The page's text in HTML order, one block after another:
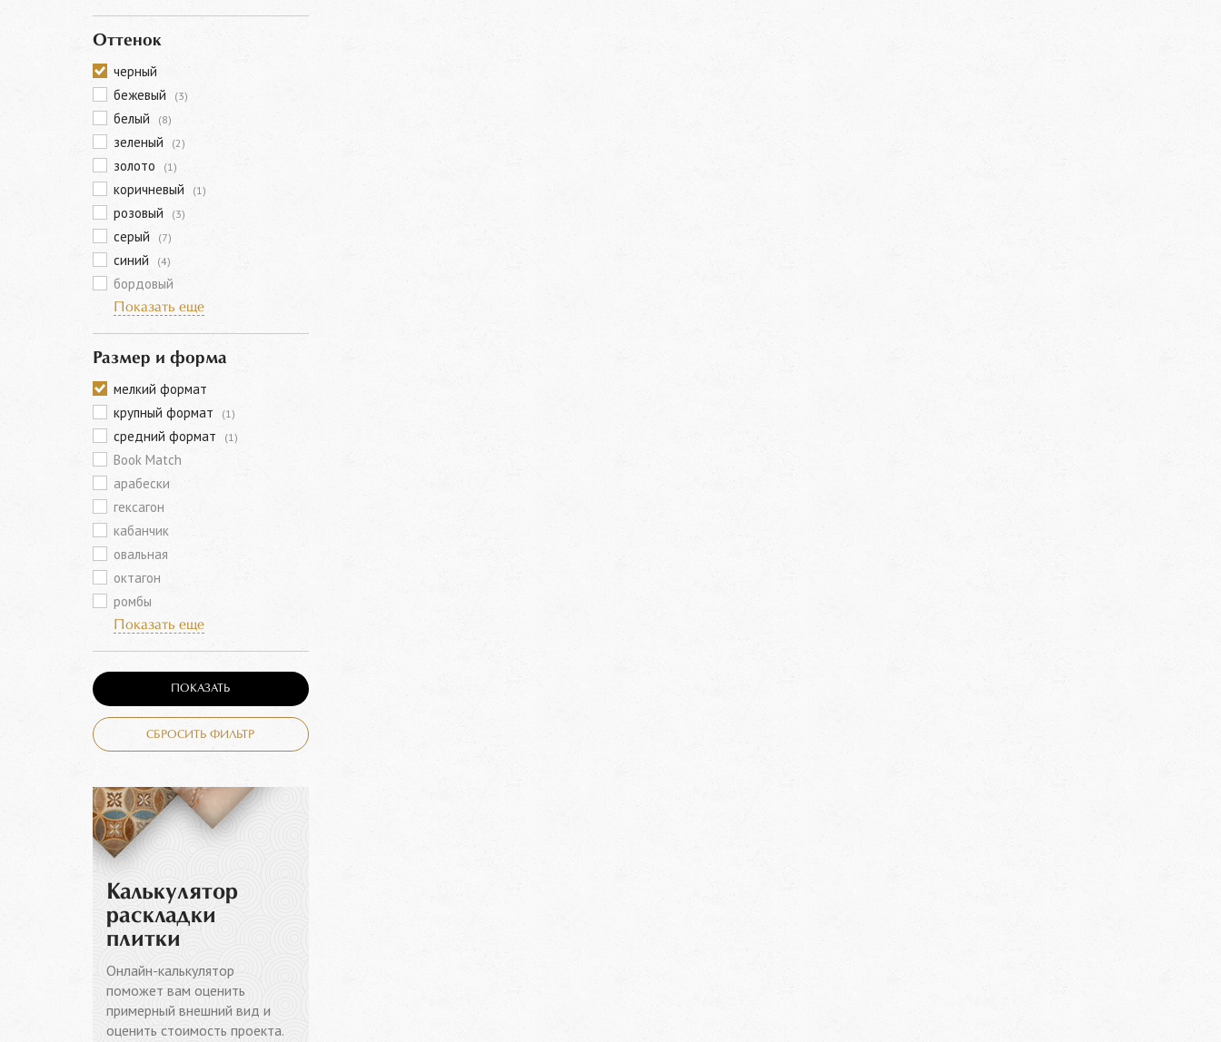
Оттенок
черный
бежевый
(3)
белый (8)
зеленый (2)
золото (1)
коричневый (1)
розовый (3)
серый (7)
синий (4)
бордовый
Показать еще
Размер и форма
мелкий формат
крупный формат
(1)
средний формат (1)
Book Match
арабески
гексагон
кабанчик
овальная
октагон
ромбы
Показать еще
ПОКАЗАТЬ
СБРОСИТЬ ФИЛЬТР
Калькулятор
раскладки
плитки
Онлайн-калькулятор
поможет вам оценить
примерный внешний вид и
оценить стоимость проекта.